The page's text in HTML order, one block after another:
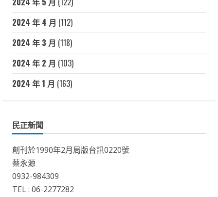
2024 年 4 月 (112)
2024 年 3 月 (118)
2024 年 2 月 (103)
2024 年 1 月 (163)
民正新聞
創刊於1990年2月局版台訊0220號
蔡永源
0932-984309
TEL : 06-2277282